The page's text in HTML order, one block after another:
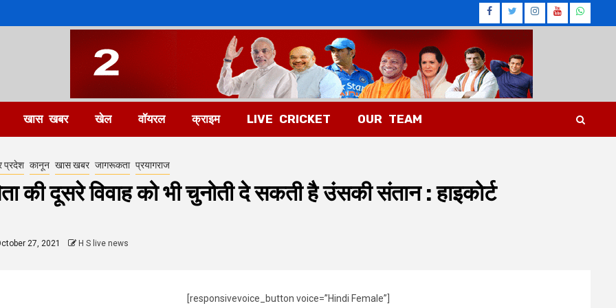
Facebook
Twitter
Instagram
खास खबर खेल वॉयरल क्राइम LIVE CRICKET OUR TEAM
प्रदेश कानून खास खबर जागरूकता प्रयागराज
की दूसरे विवाह को भी चुनोती दे सकती है उंसकी संतान : हाइकोर्ट
27, 2021 H S live news
[responsivevoice_button voice=”Hindi Female”]